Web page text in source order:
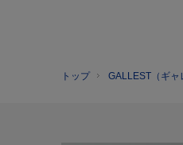
トップ GALLEST（ギャ